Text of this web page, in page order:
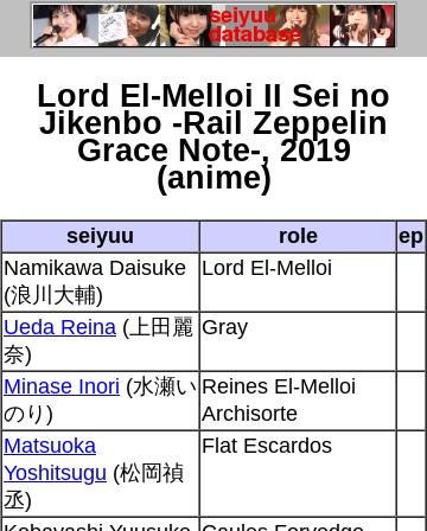
Lord El-Melloi II Sei no
Jikenbo -Rail Zeppelin
Grace Note-, 2019
(anime)
seiyuu role
ep
Namikawa Daisuke
(浪川大輔)
Lord El-Melloi
Ueda Reina (上田麗
奈)
Gray
Minase Inori (水瀬い
のり)
Reines El-Melloi
Archisorte
Matsuoka
Yoshitsugu (松岡禎
丞)
Flat Escardos